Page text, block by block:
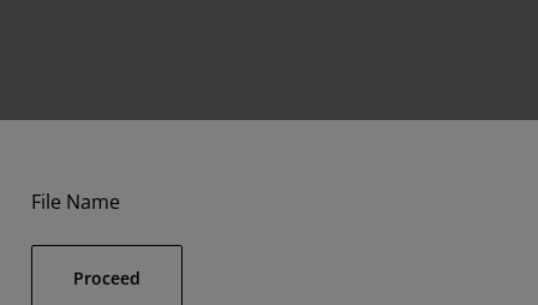
File Name
Proceed